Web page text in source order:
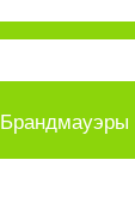
Брандмауэры